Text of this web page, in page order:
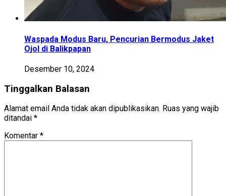
Waspada Modus Baru, Pencurian Bermodus Jaket
Ojol di Balikpapan
Desember 10, 2024
Tinggalkan Balasan
Alamat email Anda tidak akan dipublikasikan. Ruas yang wajib
ditandai *
Komentar *